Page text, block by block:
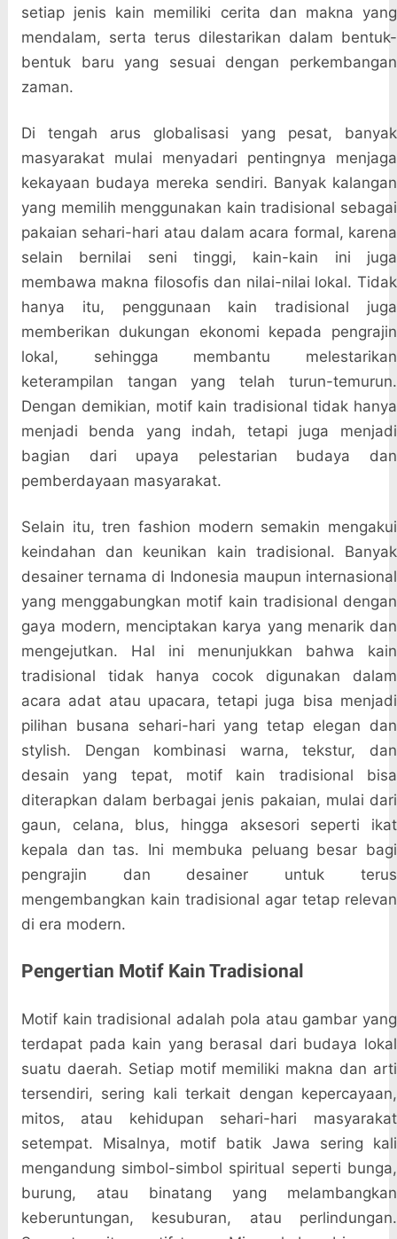
setiap jenis kain memiliki cerita dan makna yang
mendalam, serta terus dilestarikan dalam bentuk-
bentuk baru yang sesuai dengan perkembangan
zaman.
Di tengah arus globalisasi yang pesat, banyak
masyarakat mulai menyadari pentingnya menjaga
kekayaan budaya mereka sendiri. Banyak kalangan
yang memilih menggunakan kain tradisional sebagai
pakaian sehari-hari atau dalam acara formal, karena
selain bernilai seni tinggi, kain-kain ini juga
membawa makna filosofis dan nilai-nilai lokal. Tidak
hanya itu, penggunaan kain tradisional juga
memberikan dukungan ekonomi kepada pengrajin
lokal, sehingga membantu melestarikan
keterampilan tangan yang telah turun-temurun.
Dengan demikian, motif kain tradisional tidak hanya
menjadi benda yang indah, tetapi juga menjadi
bagian dari upaya pelestarian budaya dan
pemberdayaan masyarakat.
Selain itu, tren fashion modern semakin mengakui
keindahan dan keunikan kain tradisional. Banyak
desainer ternama di Indonesia maupun internasional
yang menggabungkan motif kain tradisional dengan
gaya modern, menciptakan karya yang menarik dan
mengejutkan. Hal ini menunjukkan bahwa kain
tradisional tidak hanya cocok digunakan dalam
acara adat atau upacara, tetapi juga bisa menjadi
pilihan busana sehari-hari yang tetap elegan dan
stylish. Dengan kombinasi warna, tekstur, dan
desain yang tepat, motif kain tradisional bisa
diterapkan dalam berbagai jenis pakaian, mulai dari
gaun, celana, blus, hingga aksesori seperti ikat
kepala dan tas. Ini membuka peluang besar bagi
pengrajin dan desainer untuk terus
mengembangkan kain tradisional agar tetap relevan
di era modern.
Pengertian Motif Kain Tradisional
Motif kain tradisional adalah pola atau gambar yang
terdapat pada kain yang berasal dari budaya lokal
suatu daerah. Setiap motif memiliki makna dan arti
tersendiri, sering kali terkait dengan kepercayaan,
mitos, atau kehidupan sehari-hari masyarakat
setempat. Misalnya, motif batik Jawa sering kali
mengandung simbol-simbol spiritual seperti bunga,
burung, atau binatang yang melambangkan
keberuntungan, kesuburan, atau perlindungan.